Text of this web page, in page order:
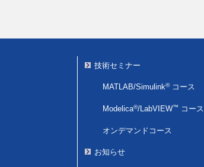
技術セミナー
MATLAB/Simulink®コース
Modelica®/LabVIEW™ コース
オンデマンドコース
お知らせ